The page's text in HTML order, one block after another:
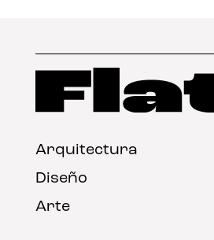
Arquitectura
Diseño
Arte